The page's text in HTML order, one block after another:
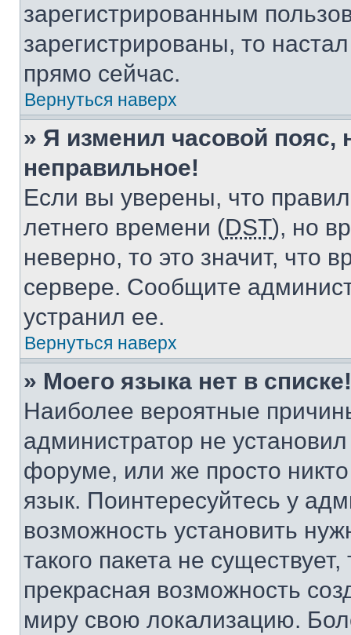
зарегистрированным
зарегистрированы, то
прямо сейчас.
Вернуться наверх
» Я изменил часовой пояс,
неправильное!
Если вы уверены, что
летнего времени (DST), но
неверно, то это значит, что
сервере. Сообщите
устранил ее.
Вернуться наверх
» Моего языка нет в списке!
Наиболее вероятные
администратор не
форуме, или же просто
язык. Поинтересуйтесь у
возможность установить
такого пакета не
прекрасная возможность
миру свою локализацию.